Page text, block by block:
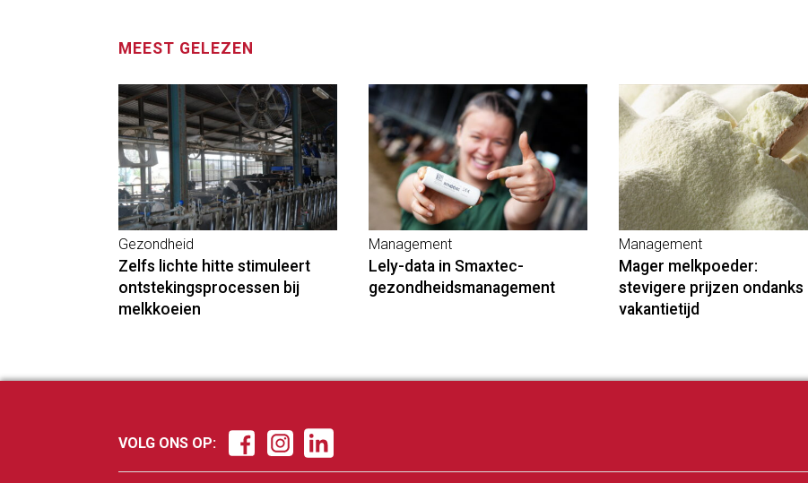
MEEST GELEZEN
Gezondheid
Zelfs lichte hitte stimuleert
ontstekingsprocessen bij
melkkoeien
Management
Lely-data in Smaxtec-
gezondheidsmanagement
Management
Mager melkpoeder:
stevigere prijzen ondanks
vakantietijd
VOLG ONS OP: